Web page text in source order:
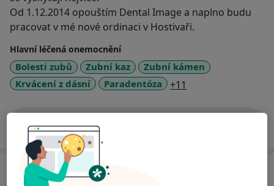
Od 1.12.2014 opouštím Dental Image a naplno budu
pracovat v mé nové ordinaci v Hostivaři.
Hlavní léčená onemocnění
Bolesti zubů Zubní kaz
Zubní kámen
Krvácení z dásní
Paradentóza +11
Služby a ceník služeb